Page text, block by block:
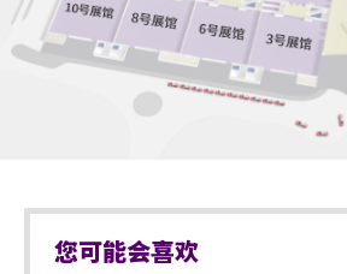
主办⽅将密切留意政府最新的防疫措
更新消息，主办⽅将尽快公布。在此
⼼等待，希望⼤家⾝体健康！做好防
如有任何票务查询，请于办公时间(星
⾄下午6时；公众假期除外) 致电或发
严禁携带玻璃樽、任何比空气轻
物料(如：气球)、任何危险品、武
物品进入表演场内。
于亚洲国际博览馆范围内严禁售
商品或其他物品。
您可能会喜欢